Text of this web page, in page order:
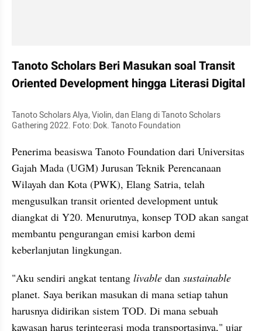
Tanoto Scholars Beri Masukan soal Transit
Oriented Development hingga Literasi Digital
Tanoto Scholars Alya, Violin, dan Elang di Tanoto Scholars
Gathering 2022. Foto: Dok. Tanoto Foundation
Penerima beasiswa Tanoto Foundation dari Universitas
Gajah Mada (UGM) Jurusan Teknik Perencanaan
Wilayah dan Kota (PWK), Elang Satria, telah
mengusulkan transit oriented development untuk
diangkat di Y20. Menurutnya, konsep TOD akan sangat
membantu pengurangan emisi karbon demi
keberlanjutan lingkungan.
"Aku sendiri angkat tentang livable dan sustainable
planet. Saya berikan masukan di mana setiap tahun
harusnya didirikan sistem TOD. Di mana sebuah
kawasan harus terintegrasi moda transportasinya," ujar